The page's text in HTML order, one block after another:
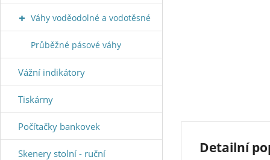
Detailní
Váhy voděodolné a vodotěsné
Průběžné pásové váhy
Vážní indikátory
Tiskárny
Počítačky bankovek
Skenery stolní - ruční